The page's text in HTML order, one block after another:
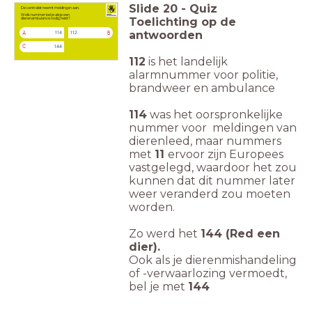
De centralist neemt meldingen aan.
Welk nummer bel je als je een
dierenambulance nodig hebt?
A 114 B
112
C 144
Slide 20 - Quiz
Toelichting op de
antwoorden
112 is het landelijk
alarmnummer voor politie,
brandweer en ambulance
114 was het oorspronkelijke
nummer voor meldingen van
dierenleed, maar nummers
met 11 ervoor zijn Europees
vastgelegd, waardoor het zou
kunnen dat dit nummer later
weer veranderd zou moeten
worden.
Zo werd het 144 (Red een
dier).
Ook als je dierenmishandeling
of -verwaarlozing vermoedt,
bel je met 144